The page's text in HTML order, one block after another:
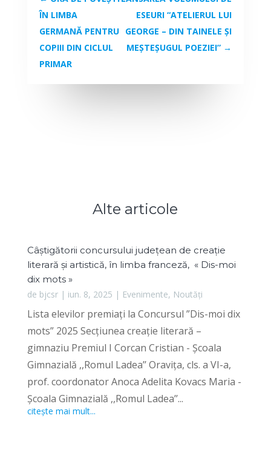
ÎN LIMBA
GERMANĂ PENTRU
COPIII DIN CICLUL
PRIMAR
ESEURI “ATELIERUL LUI
GEORGE – DIN TAINELE ȘI
MEȘTEȘUGUL POEZIEI” →
Alte articole
Câștigătorii concursului județean de creație
literară și artistică, în limba franceză, « Dis-moi
dix mots »
de bjcsr| iun. 8, 2025 | Evenimente, Noutăți
Lista elevilor premiați la Concursul ”Dis-moi dix
mots” 2025 Secțiunea creație literară –
gimnaziu Premiul I Corcan Cristian - Școala
Gimnazială ,,Romul Ladea’’ Oravița, cls. a VI-a,
prof. coordonator Anoca Adelita Kovacs Maria -
Școala Gimnazială ,,Romul Ladea’’...
citește mai mult...